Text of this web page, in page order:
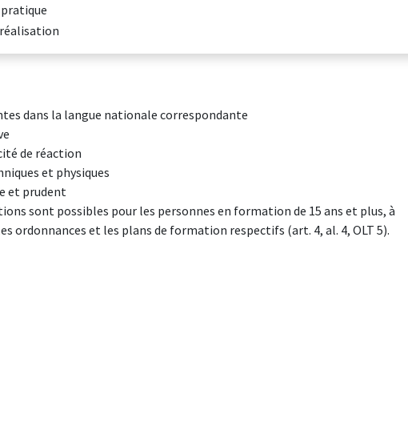
dans la langue nationale correspondante
de réaction
et physiques
et prudent
sont possibles pour les personnes en formation de 15 ans et plus, à
ordonnances et les plans de formation respectifs (art. 4, al. 4, OLT 5).